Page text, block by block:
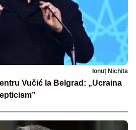
Ionuț Nichita
Vučić la Belgrad: „Ucraina